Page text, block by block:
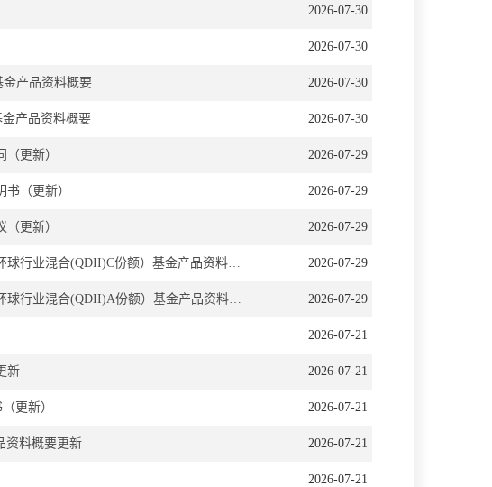
2026-07-30
2026-07-30
2026-07-30
产品资料概要
2026-07-30
产品资料概要
2026-07-29
更新）
2026-07-29
（更新）
2026-07-29
更新）
2026-07-29
长盛环球景气行业大盘精选混合型证券投资基金（长盛环球行业混合(QDII)C份额）基金产品资料概要更新
2026-07-29
长盛环球景气行业大盘精选混合型证券投资基金（长盛环球行业混合(QDII)A份额）基金产品资料概要更新
2026-07-21
2026-07-21
新
2026-07-21
更新）
2026-07-21
资料概要更新
2026-07-21